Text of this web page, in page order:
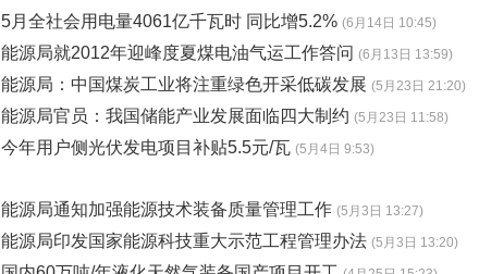
5月全社会用电量4061亿千瓦时 同比增5.2% (6月14日 10:45)
能源局就2012年迎峰度夏煤电油气运工作答问 (6月13日 13:59)
能源局：中国煤炭工业将注重绿色开采低碳发展 (5月23日 21:20)
能源局官员：我国储能产业发展面临四大制约 (5月23日 11:58)
今年用户侧光伏发电项目补贴5.5元/瓦 (5月4日 9:53)
能源局通知加强能源技术装备质量管理工作 (5月3日 13:27)
能源局印发国家能源科技重大示范工程管理办法 (5月3日 13:20)